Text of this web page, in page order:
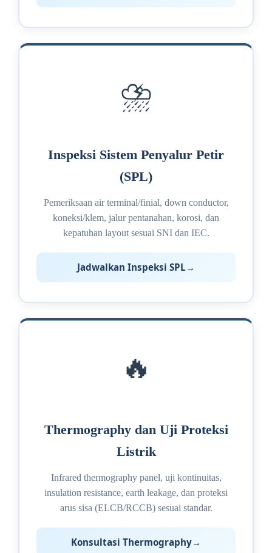
⛈️
Inspeksi Sistem Penyalur Petir
(SPL)
Pemeriksaan air terminal/finial, down conductor,
koneksi/klem, jalur pentanahan, korosi, dan
kepatuhan layout sesuai SNI dan IEC.
Jadwalkan Inspeksi SPL
🔥
Thermography dan Uji Proteksi
Listrik
Infrared thermography panel, uji kontinuitas,
insulation resistance, earth leakage, dan proteksi
arus sisa (ELCB/RCCB) sesuai standar.
Konsultasi Thermography